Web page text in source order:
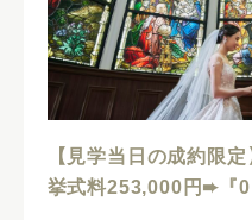
【公式HP限定】
Amazonギフト券最